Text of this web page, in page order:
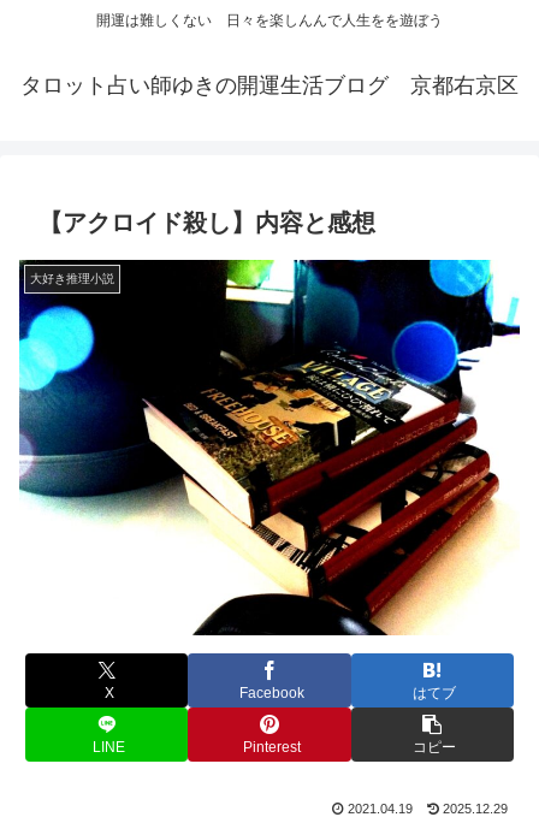
開運は難しくない 日々を楽しんんで人生をを遊ぼう
タロット占い師ゆきの開運生活ブログ 京都右京区
【アクロイド殺し】内容と感想
大好き推理小説
X Facebook はてブ
LINE Pinterest コピー
2021.04.19 2025.12.29